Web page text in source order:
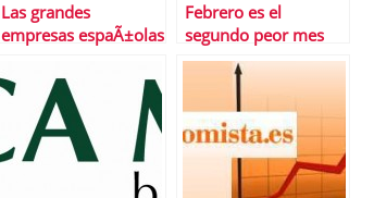
Las grandes
empresas espaÃ±olas
de que Latam
desarrolle sus bolsas
Febrero es el
segundo peor mes
para las bolsas